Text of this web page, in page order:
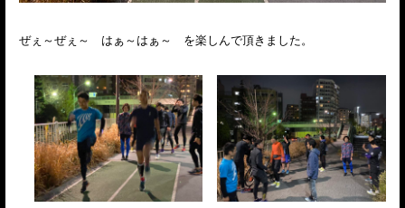
ぜぇ～ぜぇ～ はぁ～はぁ～ を楽しんで頂きました。